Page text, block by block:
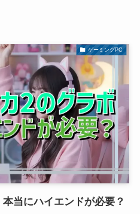
ゲーミングPC
当にハイエンドが必要？